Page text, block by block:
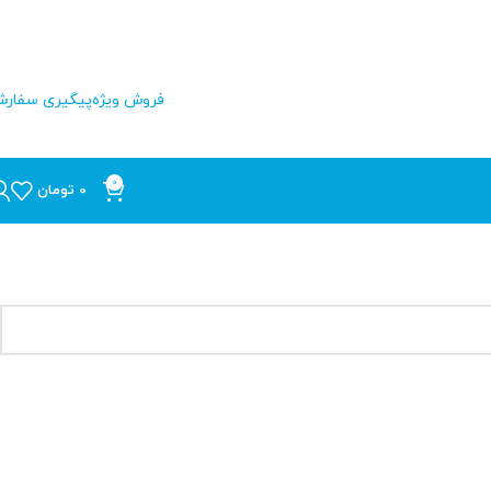
فروش ویژهپیگیری
0
0 تومان